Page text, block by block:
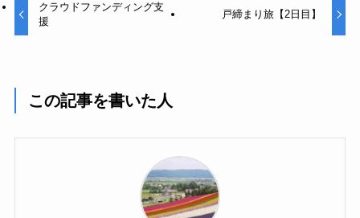
クラウドファンディング支
援
戸締まり旅【2日目】
この記事を書いた人